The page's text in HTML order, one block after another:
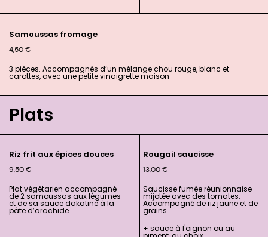
Samoussas fromage
4,50€
3 pièces. Accompagnés d’un mélange chou rouge, blanc et
carottes, avec une petite vinaigrette maison
Plats
Riz frit aux épices douces
9,50€
Plat végétarien accompagné
de 2 samoussas aux légumes
et de sa sauce dakatine à la
pâte d’arachide.
Rougail saucisse
13,00€
Saucisse fumée réunionnaise
mijotée avec des tomates.
Accompagné de riz jaune et de
grains.
+ sauce à l'oignon ou au